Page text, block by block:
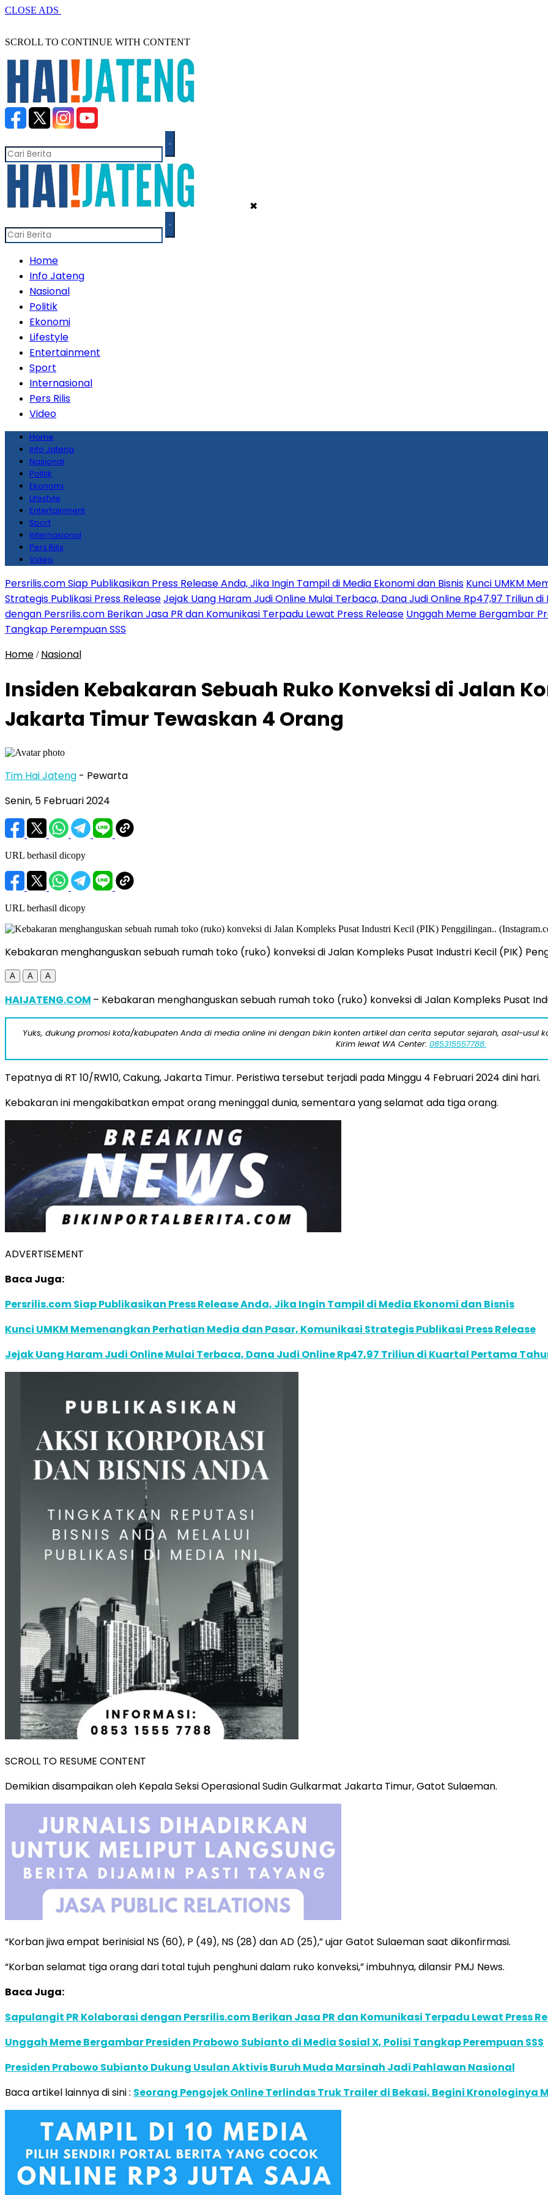
CLOSE ADS
SCROLL TO CONTINUE WITH CONTENT
✖
Home
Info Jateng
Nasional
Politik
Ekonomi
Lifestyle
Entertainment
Sport
Internasional
Pers Rilis
Video
Home
Info Jateng
Nasional
Politik
Ekonomi
Lifestyle
Entertainment
Sport
Internasional
Pers Rilis
Video
Persrilis.com Siap Publikasikan Press Release Anda, Jika Ingin Tampil di Media Ekonomi dan Bisnis Kunci UMKM
Strategis Publikasi Press ReleaseJejak Uang Haram Judi Online Mulai Terbaca, Dana Judi Online Rp47,97 Triliun
dengan Persrilis.com Berikan Jasa PR dan Komunikasi Terpadu Lewat Press Release Unggah Meme Bergambar
Tangkap Perempuan SSS
Home / Nasional
Insiden Kebakaran Sebuah Ruko Konveksi di Jalan
Jakarta Timur Tewaskan 4 Orang
Tim Hai Jateng - Pewarta
Senin, 5 Februari 2024
URL berhasil dicopy
URL berhasil dicopy
Kebakaran menghanguskan sebuah rumah toko (ruko) konveksi di Jalan Kompleks Pusat Industri Kecil (PIK)
A A A
HAIJATENG.COM – Kebakaran menghanguskan sebuah rumah toko (ruko) konveksi di Jalan Kompleks Pusat
Yuks, dukung promosi kota/kabupaten Anda di media online ini dengan bikin konten artikel dan cerita seputar sejarah, asal-usul
Kirim lewat WA Center: 085315557788.
Tepatnya di RT 10/RW10, Cakung, Jakarta Timur. Peristiwa tersebut terjadi pada Minggu 4 Februari 2024 dini hari.
Kebakaran ini mengakibatkan empat orang meninggal dunia, sementara yang selamat ada tiga orang.
ADVERTISEMENT
Baca Juga:
Persrilis.com Siap Publikasikan Press Release Anda, Jika Ingin Tampil di Media Ekonomi dan Bisnis
Kunci UMKM Memenangkan Perhatian Media dan Pasar, Komunikasi Strategis Publikasi Press Release
Jejak Uang Haram Judi Online Mulai Terbaca, Dana Judi Online Rp47,97 Triliun di Kuartal Pertama
SCROLL TO RESUME CONTENT
Demikian disampaikan oleh Kepala Seksi Operasional Sudin Gulkarmat Jakarta Timur, Gatot Sulaeman.
“Korban jiwa empat berinisial NS (60), P (49), NS (28) dan AD (25),” ujar Gatot Sulaeman saat dikonfirmasi.
“Korban selamat tiga orang dari total tujuh penghuni dalam ruko konveksi,” imbuhnya, dilansir PMJ News.
Baca Juga:
Sapulangit PR Kolaborasi dengan Persrilis.com Berikan Jasa PR dan Komunikasi Terpadu Lewat Press
Unggah Meme Bergambar Presiden Prabowo Subianto di Media Sosial X, Polisi Tangkap Perempuan SSS
Presiden Prabowo Subianto Dukung Usulan Aktivis Buruh Muda Marsinah Jadi Pahlawan Nasional
Baca artikel lainnya di sini : Seorang Pengojek Online Terlindas Truk Trailer di Bekasi, Begini Kronologinya